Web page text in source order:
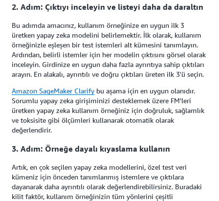
2. Adım: Çıktıyı inceleyin ve listeyi daha da daraltın
Bu adımda amacınız, kullanım örneğinize en uygun ilk 3
üretken yapay zeka modelini belirlemektir. İlk olarak, kullanım
örneğinizle eşleşen bir test istemleri alt kümesini tanımlayın.
Ardından, belirli istemler için her modelin çıktısını görsel olarak
inceleyin. Girdinize en uygun daha fazla ayrıntıya sahip çıktıları
arayın. En alakalı, ayrıntılı ve doğru çıktıları üreten ilk 3'ü seçin.
Amazon SageMaker Clarify bu aşama için en uygun olanıdır.
Sorumlu yapay zeka girişiminizi desteklemek üzere FM'leri
üretken yapay zeka kullanım örneğiniz için doğruluk, sağlamlık
ve toksisite gibi ölçümleri kullanarak otomatik olarak
değerlendirir.
3. Adım: Örneğe dayalı kıyaslama kullanın
Artık, en çok seçilen yapay zeka modellerini, özel test veri
kümeniz için önceden tanımlanmış istemlere ve çıktılara
dayanarak daha ayrıntılı olarak değerlendirebilirsiniz. Buradaki
kilit faktör, kullanım örneğinizin tüm yönlerini çeşitli